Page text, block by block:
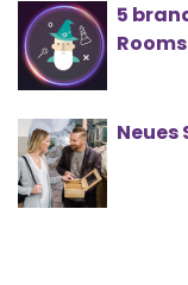
5
Neues